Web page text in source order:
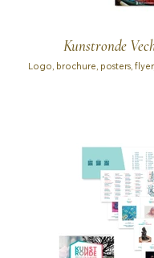
Kunstronde
Logo, brochure, posters,